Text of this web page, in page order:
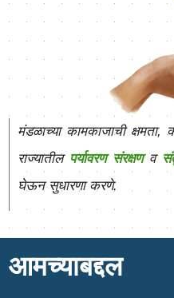
मंडळाच्या कामकाजाची क्षमता,
राज्यातील पर्यावरण संरक्षण व
घेऊन सुधारणा करणे.
आमच्याबद्दल